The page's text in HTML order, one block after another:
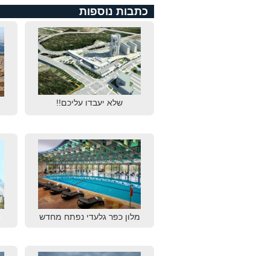
כתבות נוספות
שלא יעבדו עליכם!!
מלון כפר גלעדי נפתח מחדש